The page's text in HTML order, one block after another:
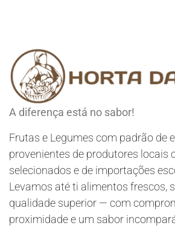
A diferença está no sabor!
Frutas e Legumes com padrão de
provenientes de produtores locais
selecionados e de importações
Levamos até ti alimentos frescos,
qualidade superior — com
proximidade e um sabor